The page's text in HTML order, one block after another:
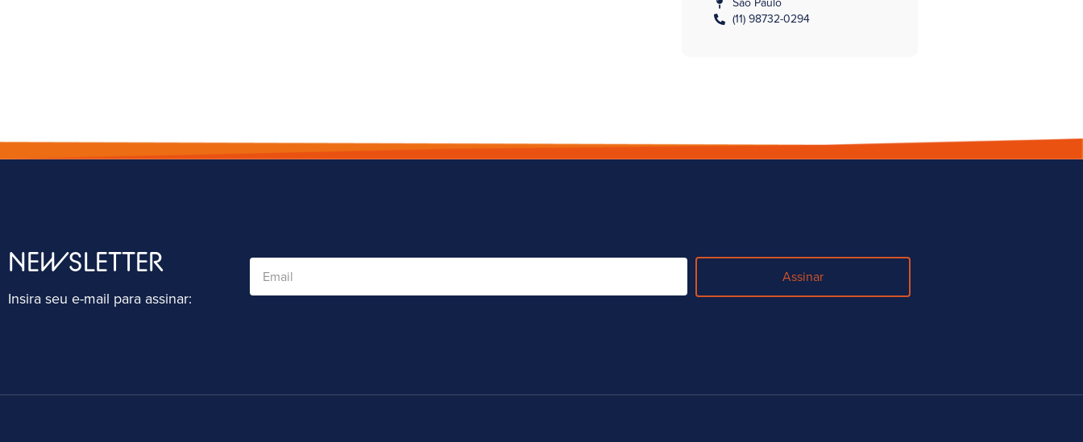
São Paulo
(11) 98732-0294
NEWSLETTER
Insira seu e-mail para assinar:
Assinar